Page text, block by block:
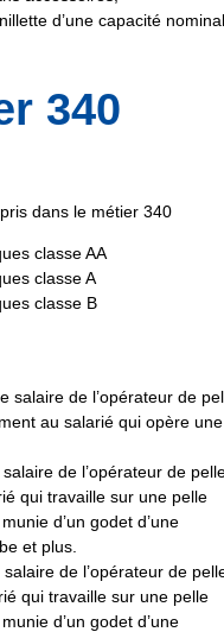
d’une capacité
340
dans le métier 340
classe AA
classe A
classe B
salaire de l’opérateur de
au salarié qui opère une
de l’opérateur de
qui travaille sur une pelle
d’un godet d’une
et plus
de l’opérateur de
qui travaille sur une pelle
d’un godet d’une